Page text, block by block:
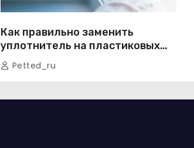
Как правильно заменить
уплотнитель на пластиковых
окнах: пошаговое руководство
от экспертов
Petted_ru